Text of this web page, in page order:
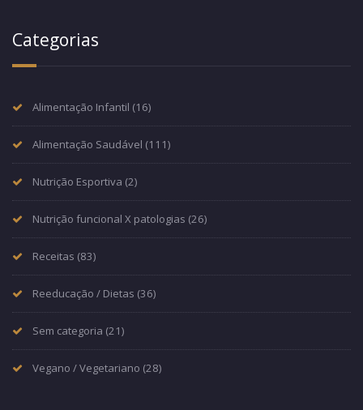
Categorias
Alimentação Infantil (16)
Alimentação Saudável (111)
Nutrição Esportiva (2)
Nutrição funcional X patologias (26)
Receitas (83)
Reeducação / Dietas (36)
Sem categoria (21)
Vegano / Vegetariano (28)